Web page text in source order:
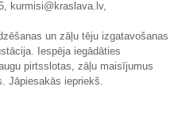
kurmisi@kraslava.lv,
un zāļu tēju izgatavošanas
Iespēja iegādāties
pirtsslotas, zāļu maisījumus
Jāpiesakās iepriekš.